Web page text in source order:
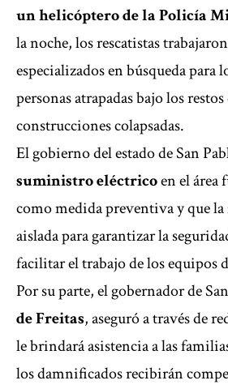
un helicóptero de la Policía
la noche, los rescatistas
especializados en búsqueda para
personas atrapadas bajo los restos
construcciones colapsadas.
El gobierno del estado de San
suministro eléctricoen el área
como medida preventiva y que la
aislada para garantizar la
facilitar el trabajo de los equipos
Por su parte, el gobernador de
de Freitas, aseguró a través de
le brindará asistencia a las
los damnificados recibirán